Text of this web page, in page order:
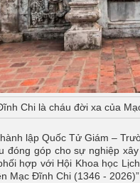
Chi là cháu đời xa của
lập Quốc Tử Giám –
đóng góp cho sự nghiệp
hợp với Hội Khoa học
Mạc Đĩnh Chi (1346 -